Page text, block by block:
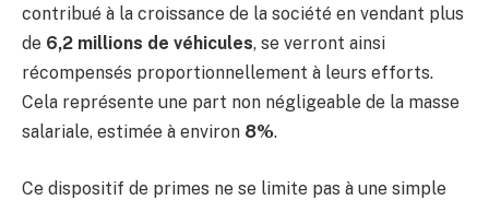
contribué à la croissance de la société en vendant plus
de 6,2 millions de véhicules, se verront ainsi
récompensés proportionnellement à leurs efforts.
Cela représente une part non négligeable de la masse
salariale, estimée à environ 8%.
Ce dispositif de primes ne se limite pas à une simple